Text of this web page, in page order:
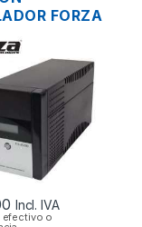
FORZA
1.5KVA
8 TOMAS
Incl. IVA
efectivo o